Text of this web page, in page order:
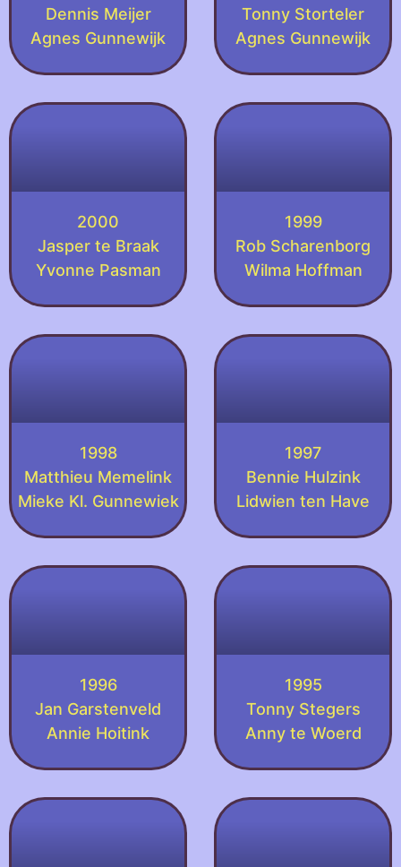
Dennis Meijer
Agnes Gunnewijk
Tonny Storteler
Agnes Gunnewijk
2000
Jasper te Braak
Yvonne Pasman
1999
Rob Scharenborg
Wilma Hoffman
1998
Matthieu Memelink
Mieke Kl. Gunnewiek
1997
Bennie Hulzink
Lidwien ten Have
1996
Jan Garstenveld
Annie Hoitink
1995
Tonny Stegers
Anny te Woerd